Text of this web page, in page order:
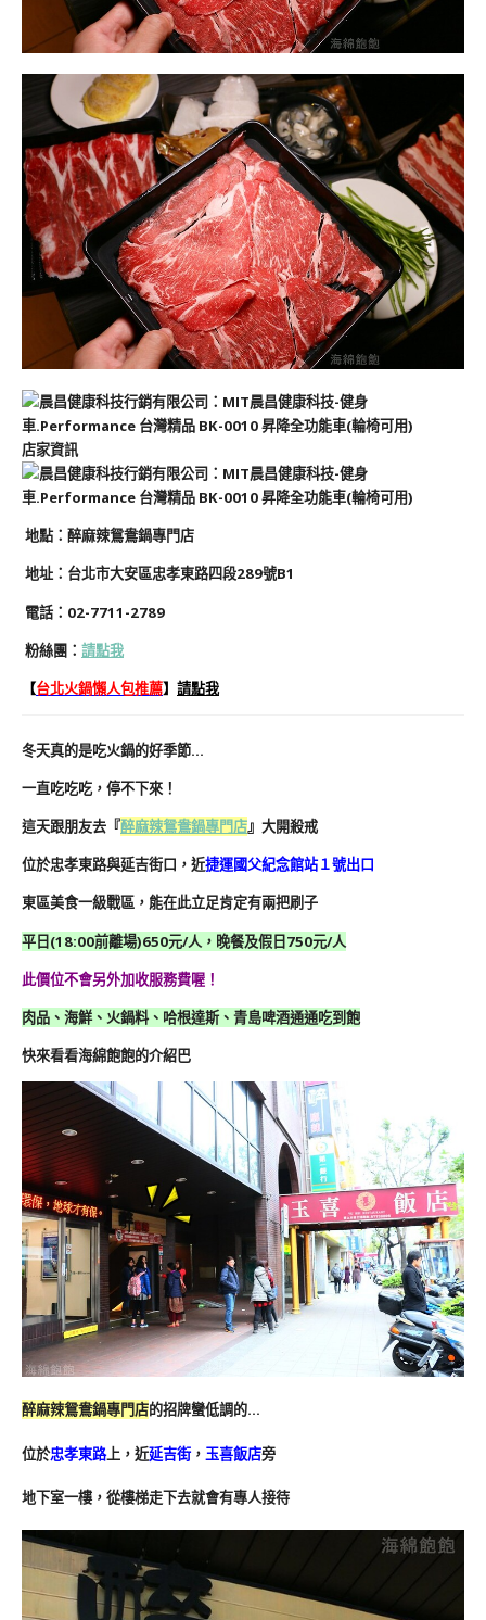
店家資訊
地點：醉麻辣鴛鴦鍋專門店
地址： 台北市大安區忠孝東路四段289號B1
電話：02-7711-2789
粉絲團 ： 請點我
【台北火鍋懶人包推薦】 請點我
冬天真的是吃火鍋的好季節…
一直吃吃吃，停不下來！
這天跟朋友去『醉麻辣鴛鴦鍋專門店』大開殺戒
位於忠孝東路與延吉街口，近捷運國父紀念館站１號出口
東區美食一級戰區，能在此立足肯定有兩把刷子
平日(18:00前離場)650元/人，晚餐及假日750元/人
此價位不會另外加收服務費喔！
肉品、海鮮、火鍋料、哈根達斯、青島啤酒通通吃到飽
快來看看海綿飽飽的介紹巴
醉麻辣鴛鴦鍋專門店的招牌蠻低調的…
位於忠孝東路上，近延吉街， 玉喜飯店旁
地下室一樓，從樓梯走下去就會有專人接待